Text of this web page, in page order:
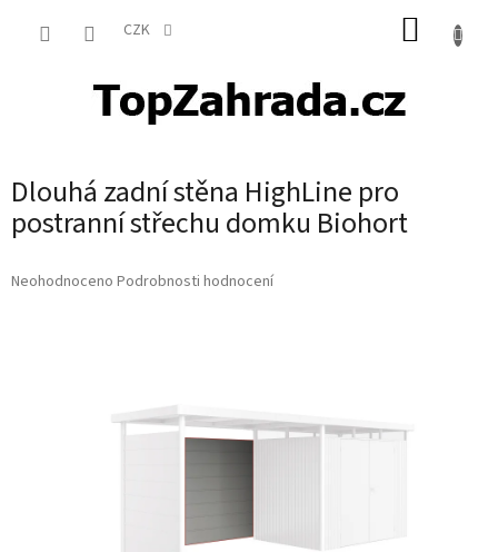
CZK
Dlouhá zadní stěna HighLine pro
postranní střechu domku Biohort
Průměrné
Neohodnoceno Podrobnosti hodnocení